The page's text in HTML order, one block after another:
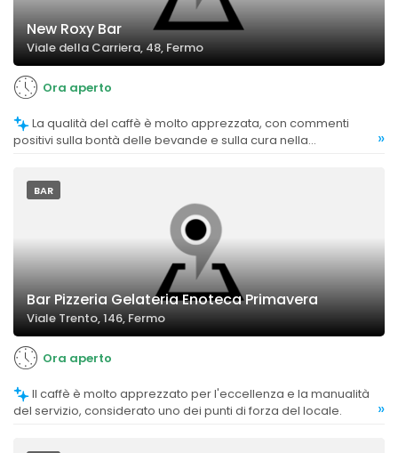
New Roxy Bar
Viale della Carriera, 48, Fermo
Ora aperto
positivi sulla bontà delle bevande e sulla cura nella
»
BAR
Bar Pizzeria Gelateria Enoteca Primavera
Viale Trento, 146, Fermo
Ora aperto
del servizio, considerato uno dei punti di forza del locale.
»